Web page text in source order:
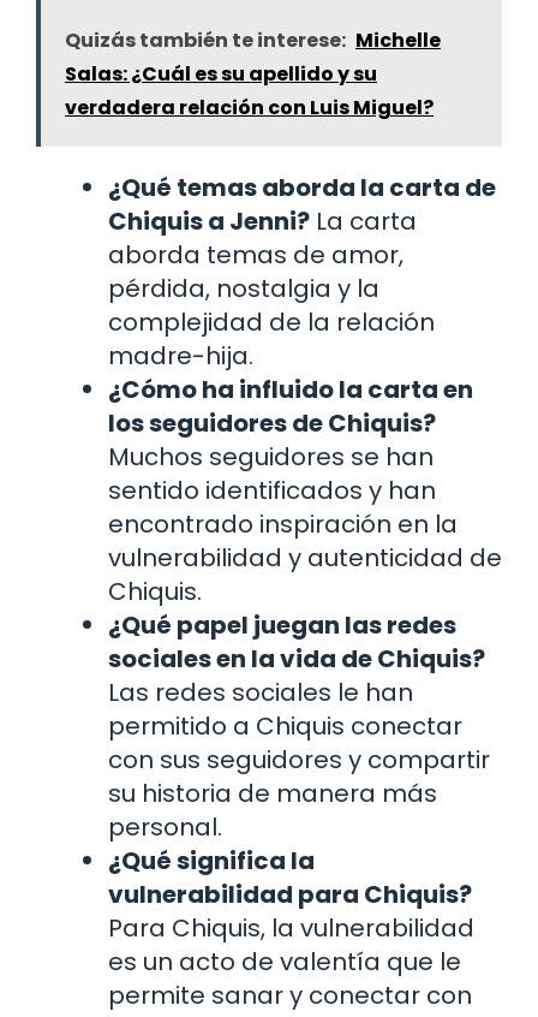
Quizás también te interese: Michelle
Salas: ¿Cuál es su apellido y su
verdadera relación con Luis Miguel?
¿Qué temas aborda la carta de
Chiquis a Jenni? La carta
aborda temas de amor,
pérdida, nostalgia y la
complejidad de la relación
madre-hija.
¿Cómo ha influido la carta en
los seguidores de Chiquis?
Muchos seguidores se han
sentido identificados y han
encontrado inspiración en la
vulnerabilidad y autenticidad de
Chiquis.
¿Qué papel juegan las redes
sociales en la vida de Chiquis?
Las redes sociales le han
permitido a Chiquis conectar
con sus seguidores y compartir
su historia de manera más
personal.
¿Qué significa la
vulnerabilidad para Chiquis?
Para Chiquis, la vulnerabilidad
es un acto de valentía que le
permite sanar y conectar con